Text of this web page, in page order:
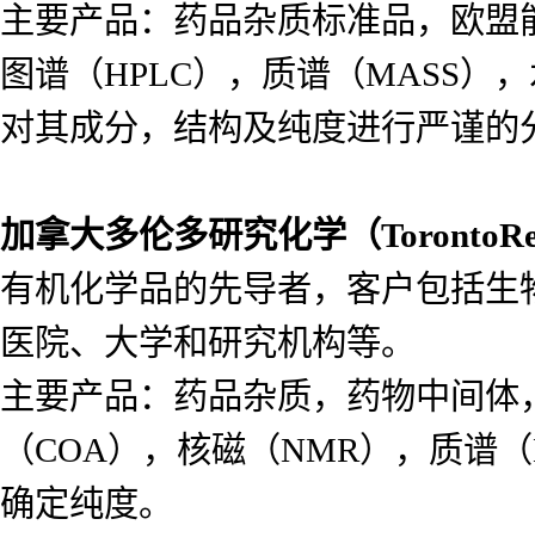
主要产品：药品杂质标准品，欧
图谱（HPLC），质谱（MASS）
对其成分，结构及纯度进行严谨
加拿大多伦多研究化学（
有机化学品的先导者，客户包括
医院、大学和研究机构等。
主要产品：药品杂质，药物中间
（COA），核磁（NMR），质谱
确定纯度。